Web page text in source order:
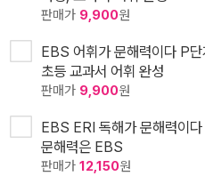
판매가 9,900원
EBS 어휘가 문해력이다 P
초등 교과서 어휘 완성
판매가 9,900원
EBS ERI 독해가 문해력이
문해력은 EBS
판매가 12,150원